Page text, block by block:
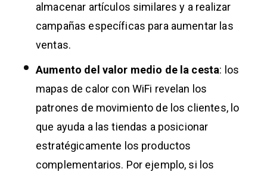
almacenar artículos similares y a realizar
campañas específicas para aumentar las
ventas.
Aumento del valor medio de la cesta: los
mapas de calor con WiFi revelan los
patrones de movimiento de los clientes, lo
que ayuda a las tiendas a posicionar
estratégicamente los productos
complementarios. Por ejemplo, si los